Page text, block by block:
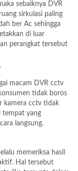
sebaiknya DVR
sirkulasi paling
ber Ac sehingga
di luar
perangkat tersebut
macam DVR cctv
tidak boros
kamera cctv tidak
tempat yang
langsung.
memeriksa hasil
Hal tersebut